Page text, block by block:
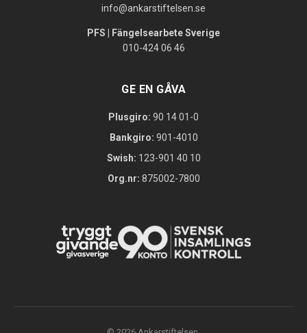
info@ankarstiftelsen.se
PFS | Fängelsearbete Sverige
010-424 06 46
GE EN GÅVA
Plusgiro: 90 14 01-0
Bankgiro: 901-4010
Swish: 123-901 40 10
Org.nr: 875002-7800